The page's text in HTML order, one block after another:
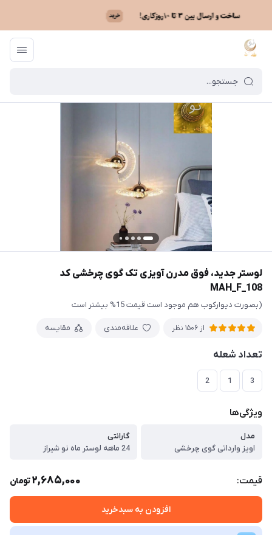
ماه نو / فهرست محصولات
لوستر جدید، فوق مدرن آویزی تک گوی چرخشی کد
MAH_F_108
(بصورت دیوارکوب هم موجود است قیمت 15% بیشتر است
از 1506 نظر علاقه‌مندی مقایسه
تعداد شعله
3
1
2
ویژگی‌ها
مدل
اویز وارداتی گوی چرخشی
گارانتی
24 ماهه لوستر ماه نو شیراز
قیمت: 2,685,000تومان
افزودن به سبدخرید